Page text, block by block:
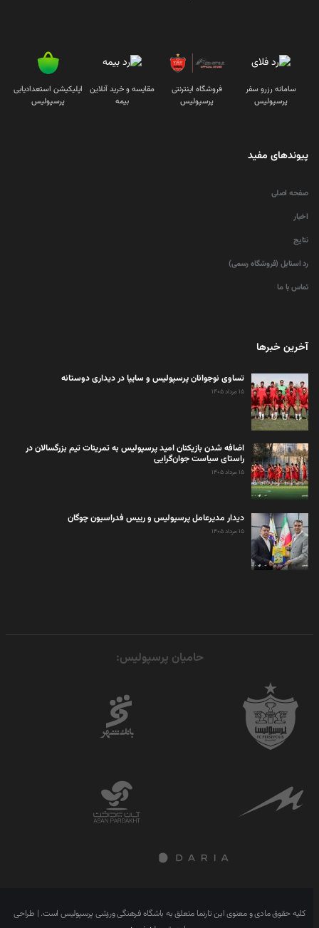
سامانه رزرو سفر
پرسپولیس
فروشگاه اینترنتی
پرسپولیس
مقایسه و خرید آنلاین
بیمه
اپلیکیشن استعدادیابی
پرسپولیس
پیوندهای مفید
صفحه اصلی
اخبار
نتایج
رد استایل (فروشگاه رسمی)
تماس با ما
آخرین خبرها
تساوی نوجوانان پرسپولیس و سایپا در دیداری دوستانه
۱۵ مرداد ۱۴۰۵
اضافه شدن بازیکنان امید پرسپولیس به تمرینات تیم بزرگسالان در
راستای سیاست جوان‌گرایی
۱۵ مرداد ۱۴۰۵
دیدار مدیرعامل پرسپولیس و رییس فدراسیون چوگان
۱۵ مرداد ۱۴۰۵
حامیان پرسپولیس:
کلیه حقوق مادی و معنوی این تارنما متعلق به باشگاه فرهنگی ورزشی پرسپولیس است. | طراحی